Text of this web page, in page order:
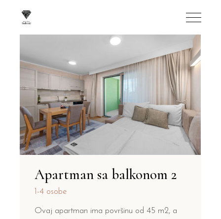
Apartman sa balkonom 2
1-4 osobe
Ovaj apartman ima površinu od 45 m2, a